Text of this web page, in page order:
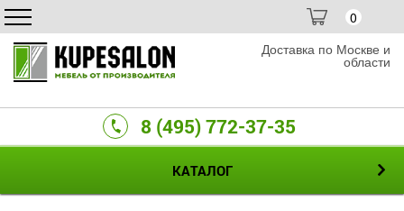
0
Доставка по Москве и
области
8 (495) 772-37-35
КАТАЛОГ